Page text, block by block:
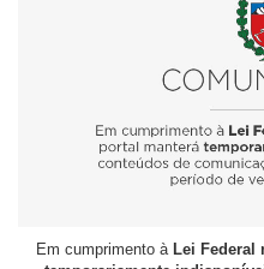
Em cumprimento à Lei Federal